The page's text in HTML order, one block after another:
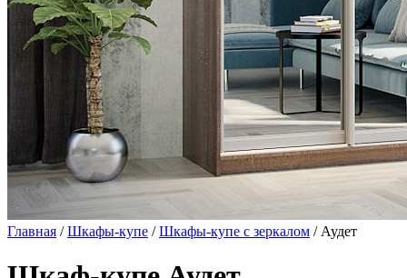
Главная /Шкафы-купе /Шкафы-купе с зеркалом / Аудет